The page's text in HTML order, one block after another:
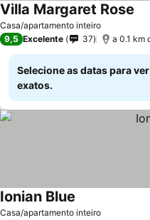
Casa/apartamento inteiro
Villa Margaret Rose
9,5 Excelente 37 a 0.1 km
Selecione as datas para
exatos.
Casa/apartamento inteiro
Ionian Blue